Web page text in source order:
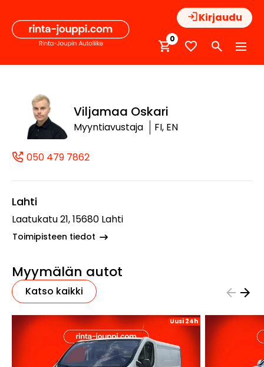
sisältöön
Kirjaudu
0
Viljamaa Oskari
Myyntiavustaja FI, EN
050 479 7862
Lahti
Laatukatu 21, 15680 Lahti
Toimipisteen tiedot
Myymälän autot
Katso kaikki
Uusi 24h